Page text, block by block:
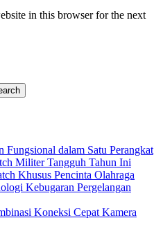
in this browser for the next
dalam Satu Perangkat
Militer Tangguh Tahun Ini
Khusus Pencinta Olahraga
Kebugaran Pergelangan
Koneksi Cepat Kamera